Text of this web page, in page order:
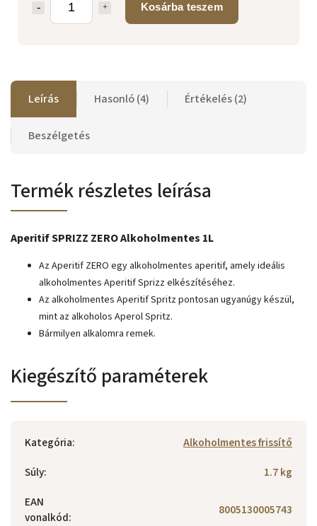
Kosárba teszem
Leírás Hasonló (4) Értékelés (2)
Beszélgetés
Termék részletes leírása
Aperitif SPRIZZ ZERO Alkoholmentes 1L
Az Aperitif ZERO egy alkoholmentes aperitif, amely ideális
alkoholmentes Aperitif Sprizz elkészítéséhez.
Az alkoholmentes Aperitif Spritz pontosan ugyanúgy készül,
mint az alkoholos Aperol Spritz.
Bármilyen alkalomra remek.
Kiegészítő paraméterek
Kategória:
Alkoholmentes frissítő
Súly:
1.7 kg
EAN
vonalkód: 8005130005743